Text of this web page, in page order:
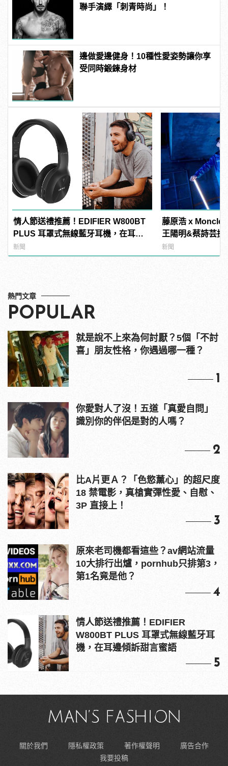
聯手演繹「刺青時尚」！
邊做愛邊健身！10種性愛姿勢讓你享
受同時鍛鍊身材
情人節送禮推薦！EDIFIER W800BT
PLUS 耳罩式無線藍牙耳機，在耳邊
傾訴甜言蜜語
新聞
藤原浩 x Moncler
王陽明&蔡詩芸搶
新聞
熱門文章
POPULAR
就是說不上來為何討厭？5個「不討
喜」朋友性格，你遇過哪一種？
1
你愛對人了沒！五道「真愛自問」
識別你的伴侶是對的人嗎？
2
比A片更Ａ？「色慾薰心」的超尺度
18 禁電影，真槍實彈性愛、自慰、
3P 直接上！
3
原來老司機都看這些？av網站流量
10大排行出爐，pornhub只排第3，
第1名竟是他？
4
情人節送禮推薦！EDIFIER
W800BT PLUS 耳罩式無線藍牙耳
機，在耳邊傾訴甜言蜜語
5
關於我們 隱私權政策 著作權聲明
廣告合作
我要投稿